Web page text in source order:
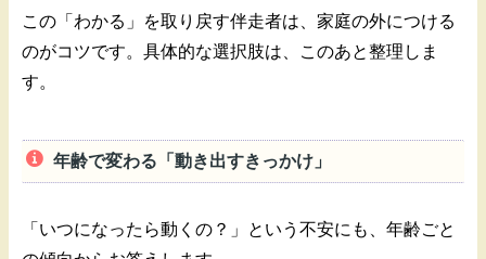
この「わかる」を取り戻す伴走者は、家庭の外につける
のがコツです。具体的な選択肢は、このあと整理しま
す。
年齢で変わる「動き出すきっかけ」
「いつになったら動くの？」という不安にも、年齢ごと